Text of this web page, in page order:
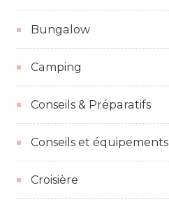
Bungalow
Camping
Conseils & Préparatifs
Conseils et équipements
Croisière